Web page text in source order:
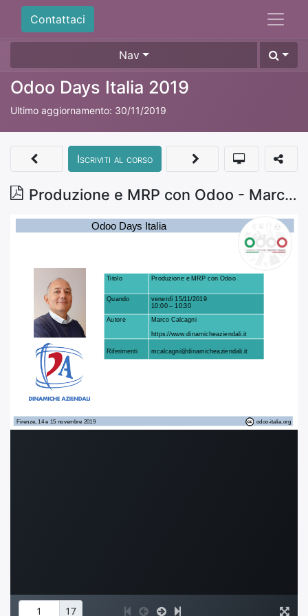
Contattaci
Nav
Odoo Days Italia 2019
Ultimo aggiornamento: 30/11/2019
Produzione e MRP con Odoo - Marco Calcagni
Iscriviti al corso